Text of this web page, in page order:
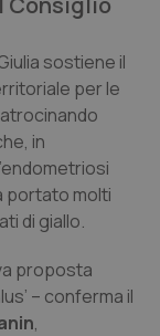
sostiene il
per le
in
portato molti
di giallo.
proposta
– conferma il
,